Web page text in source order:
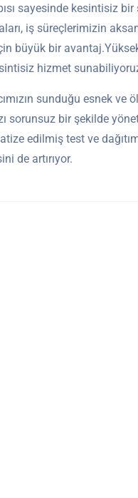
sayesinde kesintisiz
iş süreçlerimizin
büyük bir
hizmet
sunduğu esnek
sorunsuz bir şekilde
edilmiş test ve
de artırıyor.